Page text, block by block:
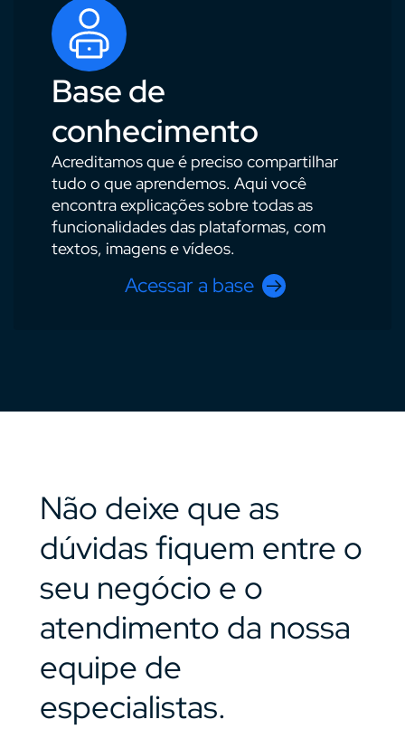
Base de
conhecimento
Acreditamos que é preciso compartilhar
tudo o que aprendemos. Aqui você
encontra explicações sobre todas as
funcionalidades das plataformas, com
textos, imagens e vídeos.
Acessar a base
Não deixe que as
dúvidas fiquem entre o
seu negócio e o
atendimento da nossa
equipe de
especialistas.